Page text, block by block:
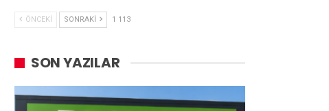
ÖNCEKI SONRAKI 1 113
SON YAZILAR